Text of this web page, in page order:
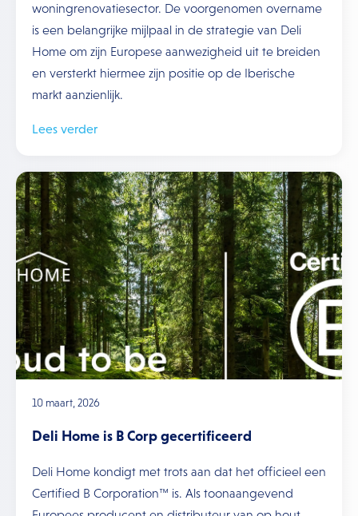
woningrenovatiesector. De voorgenomen overname
is een belangrijke mijlpaal in de strategie van Deli
Home om zijn Europese aanwezigheid uit te breiden
en versterkt hiermee zijn positie op de Iberische
markt aanzienlijk.
Lees verder
10 maart, 2026
Deli Home is B Corp gecertificeerd
Deli Home kondigt met trots aan dat het officieel een
Certified B Corporation™ is. Als toonaangevend